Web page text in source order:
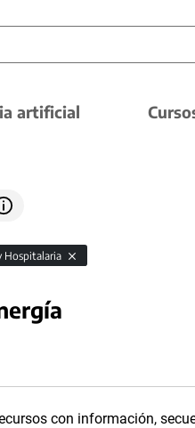
artificial
Hospitalaria
con información,